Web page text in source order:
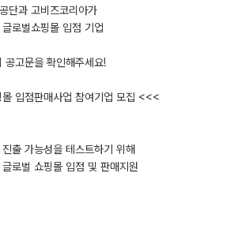
단과 고비즈코리아가
로벌쇼핑몰 입점 기업
공고문을 확인해주세요!
입점판매사업 참여기업 모집 <<<
출 가능성을 테스트하기 위해
로벌 쇼핑몰 입점 및 판매지원